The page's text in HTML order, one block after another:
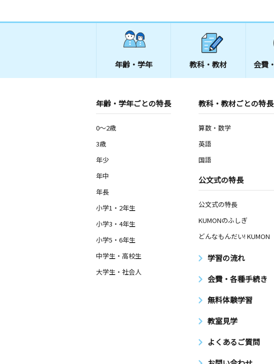
年齢・学年 教科・教材 会費・
年齢・学年ごとの特長
0～2歳
3歳
年少
年中
年長
小学1・2年生
小学3・4年生
小学5・6年生
中学生・高校生
大学生・社会人
教科・教材ごとの特長
算数・数学
英語
国語
公文式の特長
公文式の特長
KUMONのふしぎ
どんなもんだい! KUMON
学習の流れ
会費・各種手続き
無料体験学習
教室見学
よくあるご質問